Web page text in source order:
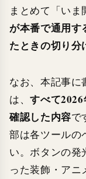
まとめて「い
が本番で通用す
たときの切り分
なお、本記事に
は、すべて
確認した内容で
部は各ツールの
い。ボタンの発
った装飾・ア